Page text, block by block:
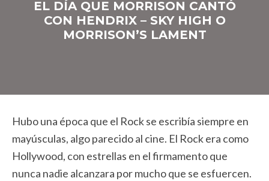
EL DÍA QUE MORRISON CANTÓ
CON HENDRIX – SKY HIGH O
MORRISON’S LAMENT
Hubo una época que el Rock se escribía siempre en
mayúsculas, algo parecido al cine. El Rock era como
Hollywood, con estrellas en el firmamento que
nunca nadie alcanzara por mucho que se esfuercen.